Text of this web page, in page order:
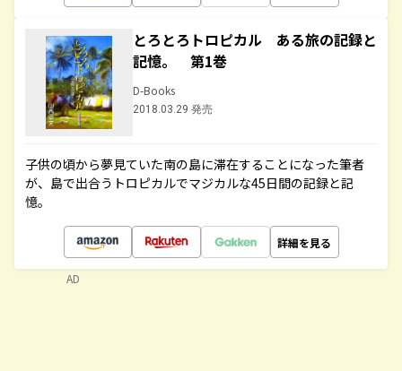
とろとろトロピカル ある旅の記録と
記憶。 第1巻
D-Books
2018.03.29 発売
子供の頃から夢見ていた南の島に滞在することになった筆者
が、島で出合うトロピカルでマジカルな45日間の記録と記
憶。
詳細を見る
AD